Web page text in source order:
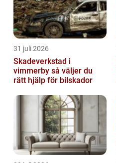
31 juli 2026
Skadeverkstad i
vimmerby så väljer du
rätt hjälp för bilskador